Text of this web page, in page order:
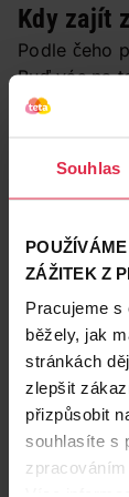
Souhlas
ZÁŽITEK Z
Pracujeme s
běžely, jak
stránkách
zlepšit
přizpůsobit
souhlasíte s
Kdy zajít
Podle čeho
Buď vás na
některý z
pokožka
spolu s
Jak
Jakmile
podaří se
lehčích,
„Abychom
vlasové